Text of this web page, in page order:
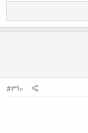
#390